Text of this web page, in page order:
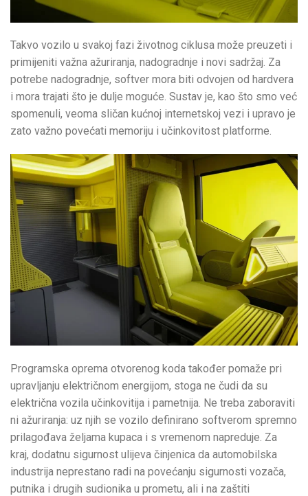
Takvo vozilo u svakoj fazi životnog ciklusa može preuzeti i
primijeniti važna ažuriranja, nadogradnje i novi sadržaj. Za
potrebe nadogradnje, softver mora biti odvojen od hardvera
i mora trajati što je dulje moguće. Sustav je, kao što smo već
spomenuli, veoma sličan kućnoj internetskoj vezi i upravo je
zato važno povećati memoriju i učinkovitost platforme.
Programska oprema otvorenog koda također pomaže pri
upravljanju električnom energijom, stoga ne čudi da su
električna vozila učinkovitija i pametnija. Ne treba zaboraviti
ni ažuriranja: uz njih se vozilo definirano softverom spremno
prilagođava željama kupaca i s vremenom napreduje. Za
kraj, dodatnu sigurnost ulijeva činjenica da automobilska
industrija neprestano radi na povećanju sigurnosti vozača,
putnika i drugih sudionika u prometu, ali i na zaštiti